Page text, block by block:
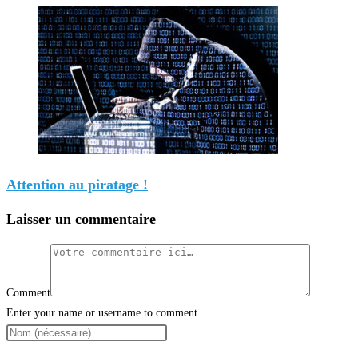
Attention au piratage !
Laisser un commentaire
Comment
Enter your name or username to comment